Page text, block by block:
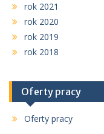
rok 2021
rok 2020
rok 2019
rok 2018
Oferty pracy
Oferty pracy